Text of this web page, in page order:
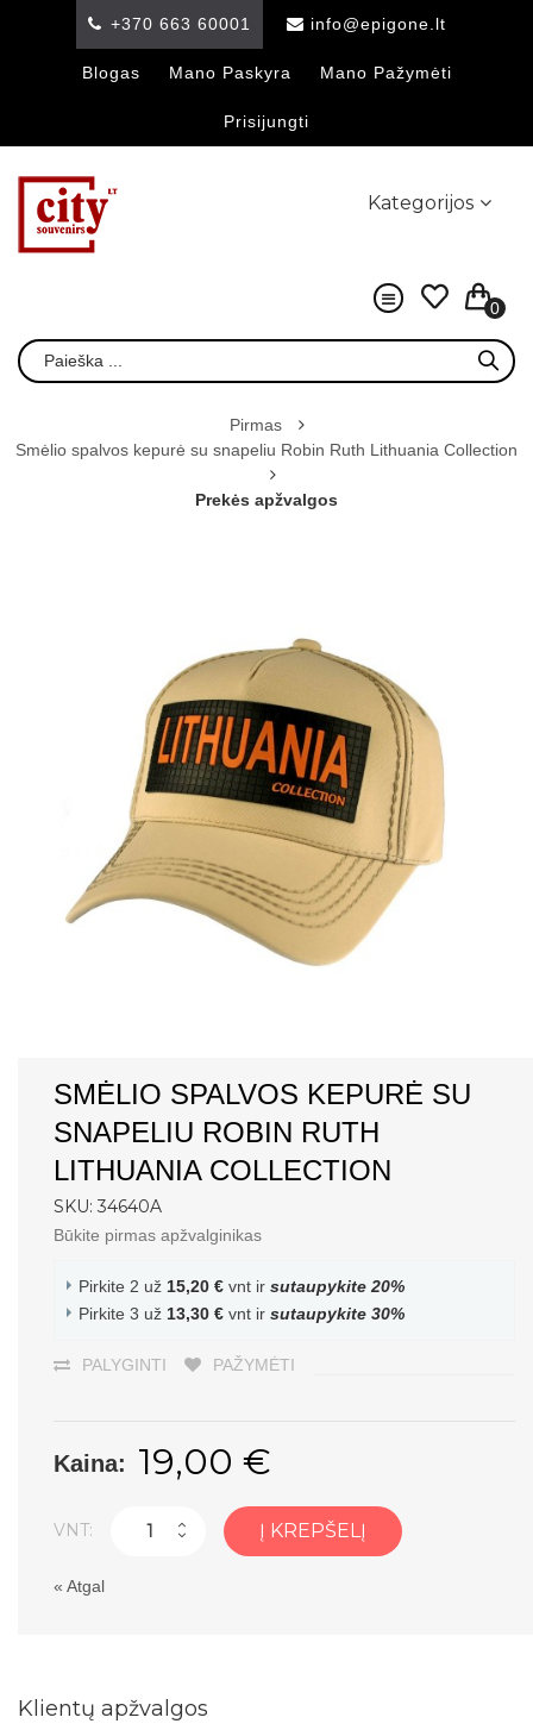
+370 663 60001 info@epigone.lt
Blogas Mano Paskyra Mano Pažymėti
Prisijungti
Kategorijos
0
Pirmas
Smėlio spalvos kepurė su snapeliu Robin Ruth Lithuania Collection
Prekės apžvalgos
SMĖLIO SPALVOS KEPURĖ SU
SNAPELIU ROBIN RUTH
LITHUANIA COLLECTION
SKU: 34640A
Būkite pirmas apžvalginikas
Pirkite 2 už 15,20 € vnt ir sutaupykite 20%
Pirkite 3 už 13,30 € vnt ir sutaupykite 30%
PALYGINTI PAŽYMĖTI
Kaina: 19,00 €
VNT: Į KREPŠELĮ
« Atgal
Klientų apžvalgos